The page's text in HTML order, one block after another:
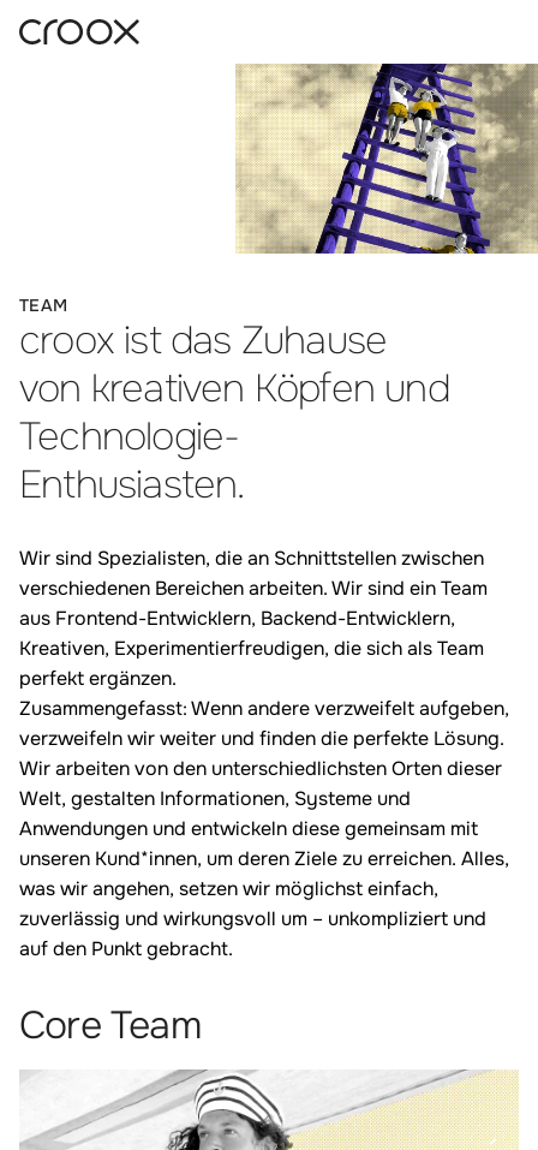
TEAM
croox ist das Zuhause
von kreativen Köpfen und
Technologie-
Enthusiasten.
Wir sind Spezialisten, die an Schnittstellen zwischen
verschiedenen Bereichen arbeiten. Wir sind ein Team
aus Frontend-Entwicklern, Backend-Entwicklern,
Kreativen, Experimentierfreudigen, die sich als Team
perfekt ergänzen.
Zusammengefasst: Wenn andere verzweifelt aufgeben,
verzweifeln wir weiter und finden die perfekte Lösung.
Wir arbeiten von den unterschiedlichsten Orten dieser
Welt, gestalten Informationen, Systeme und
Anwendungen und entwickeln diese gemeinsam mit
unseren Kund*innen, um deren Ziele zu erreichen. Alles,
was wir angehen, setzen wir möglichst einfach,
zuverlässig und wirkungsvoll um – unkompliziert und
auf den Punkt gebracht.
Core Team